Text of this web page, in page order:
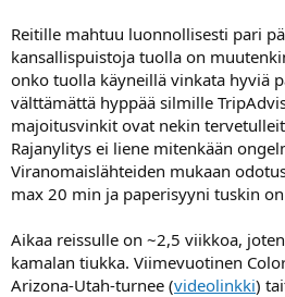
t
a
j
a
Reitille mahtuu luonnollisesti pari
kansallispuistoja tuolla on
onko tuolla käyneillä vinkata hyviä
välttämättä hyppää silmille
majoitusvinkit ovat nekin
Rajanylitys ei liene mitenkään
Viranomaislähteiden mukaan
max 20 min ja paperisyyni tuskin
Aikaa reissulle on ~2,5 viikkoa,
kamalan tiukka. Viimevuotinen
Arizona-Utah-turnee (videolinkki)